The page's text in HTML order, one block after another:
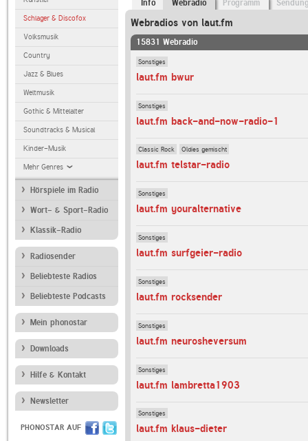
Schlager & Discofox
Volksmusik
Country
Jazz & Blues
Weltmusik
Gothic & Mittelalter
Soundtracks & Musical
Kinder-Musik
Mehr Genres
Hörspiele im Radio
Wort- & Sport-Radio
Klassik-Radio
Radiosender
Beliebteste Radios
Beliebteste Podcasts
Mein phonostar
Downloads
Hilfe & Kontakt
Newsletter
PHONOSTAR AUF
Info Webradio Programm
Webradios von laut.fm
15831 Webradio
Sonstiges
laut.fm bwur
Sonstiges
laut.fm back-and-now-radio-1
Classic Rock Oldies gemischt
laut.fm telstar-radio
Sonstiges
laut.fm youralternative
Sonstiges
laut.fm surfgeier-radio
Sonstiges
laut.fm rocksender
Sonstiges
laut.fm neurosheversum
Sonstiges
laut.fm lambretta1903
Sonstiges
laut.fm klaus-dieter